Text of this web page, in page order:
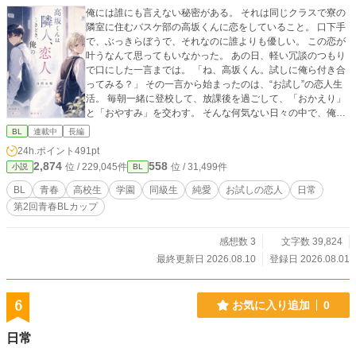
俺には誰にも言えない秘密がある。 それは同じクラスで寮の
隣室に住むバスケ部の高坂くんに恋をしていること。 口下手
で、ぶっきらぼうで、それなのに誰よりも優しい。 この恋が
叶うなんて思ってもいなかった。 あの日、軽い冗談のつもり
で口にした一言までは。 「ね、高坂くん。試しに俺ら付き合
ってみる？」 その一言から始まったのは、“お試し”の恋人生
活。 毎朝一緒に登校して、放課後を過ごして、「おかえり」
と「おやすみ」を交わす。 そんな何気ない日々の中で、俺た
ちは少しずつ”恋人”という関係を知っていく。 恋人になるこ
通”を見つけるまでの物語。 【更新予定】 毎週火曜・金曜21
時📖 ̖́- ※ボーナスタイム発生時は追加更新します
BL 連載中 長編
24h.ポイント 491pt
小説 2,874 位 / 229,045件 BL 558 位 / 31,499件
BL 青春 高校生 学園 同級生 純愛 お試しの恋人
日常
第2回青春BLカップ
感想数 3
文字数 39,824
最終更新日 2026.08.10
登録日 2026.08.01
6 お気に入り追加 0
日常